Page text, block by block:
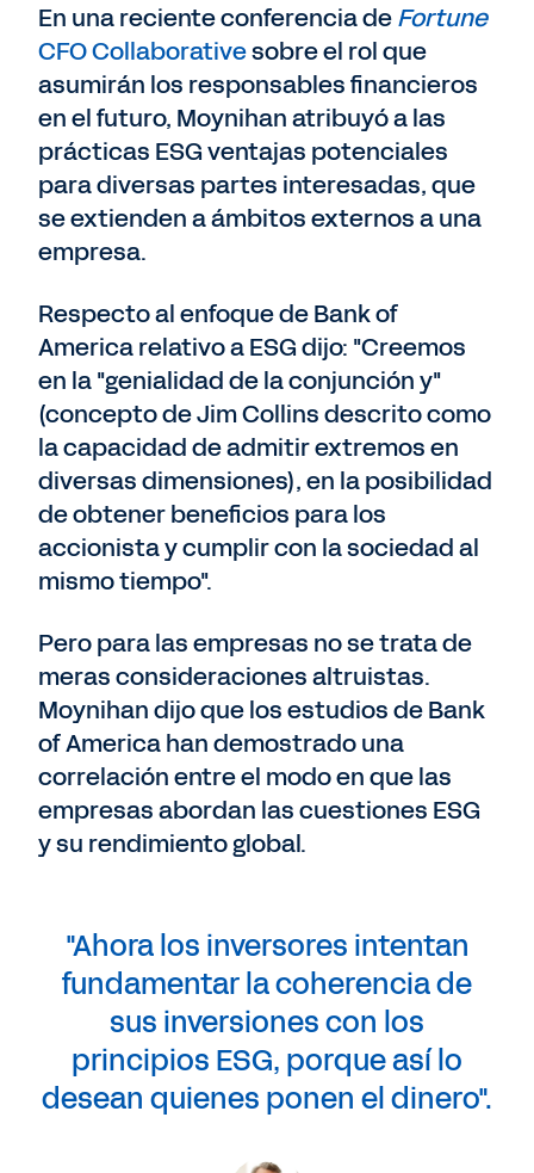
En una reciente conferencia deFortune
CFO Collaborativesobre el rol que
asumirán los responsables financieros
en el futuro, Moynihan atribuyó a las
prácticas ESG ventajas potenciales
para diversas partes interesadas, que
se extienden a ámbitos externos a una
empresa.
Respecto al enfoque de Bank of
America relativo a ESG dijo: "Creemos
en la "genialidad de la conjunción y"
(concepto de Jim Collins descrito como
la capacidad de admitir extremos en
diversas dimensiones), en la posibilidad
de obtener beneficios para los
accionista y cumplir con la sociedad al
mismo tiempo".
Pero para las empresas no se trata de
meras consideraciones altruistas.
Moynihan dijo que los estudios de Bank
of America han demostrado una
correlación entre el modo en que las
empresas abordan las cuestiones ESG
y su rendimiento global.
"Ahora los inversores intentan
fundamentar la coherencia de
sus inversiones con los
principios ESG, porque así lo
desean quienes ponen el dinero".